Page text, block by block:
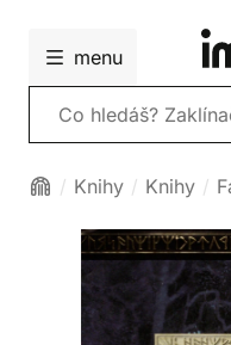
menu
Vyhledávání
Knihy Knihy